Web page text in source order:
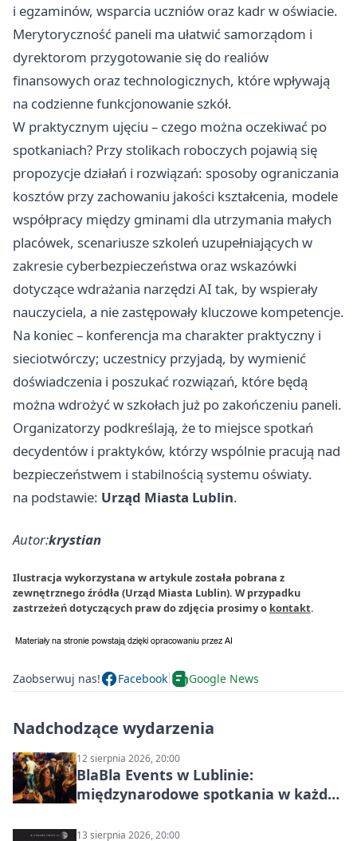
i egzaminów, wsparcia uczniów oraz kadr w oświacie.
Merytoryczność paneli ma ułatwić samorządom i
dyrektorom przygotowanie się do realiów
finansowych oraz technologicznych, które wpływają
na codzienne funkcjonowanie szkół.
W praktycznym ujęciu – czego można oczekiwać po
spotkaniach? Przy stolikach roboczych pojawią się
propozycje działań i rozwiązań: sposoby ograniczania
kosztów przy zachowaniu jakości kształcenia, modele
współpracy między gminami dla utrzymania małych
placówek, scenariusze szkoleń uzupełniających w
zakresie cyberbezpieczeństwa oraz wskazówki
dotyczące wdrażania narzędzi AI tak, by wspierały
nauczyciela, a nie zastępowały kluczowe kompetencje.
Na koniec – konferencja ma charakter praktyczny i
sieciotwórczy; uczestnicy przyjadą, by wymienić
doświadczenia i poszukać rozwiązań, które będą
można wdrożyć w szkołach już po zakończeniu paneli.
Organizatorzy podkreślają, że to miejsce spotkań
decydentów i praktyków, którzy wspólnie pracują nad
bezpieczeństwem i stabilnością systemu oświaty.
na podstawie: Urząd Miasta Lublin.
Autor:krystian
Ilustracja wykorzystana w artykule została pobrana z
zewnętrznego źródła (Urząd Miasta Lublin). W przypadku
zastrzeżeń dotyczących praw do zdjęcia prosimy o kontakt.
Zaobserwuj nas! Facebook Google News
Nadchodzące wydarzenia
12 sierpnia 2026, 20:00
BlaBla Events w Lublinie:
międzynarodowe spotkania w każdą
13 sierpnia 2026, 20:00